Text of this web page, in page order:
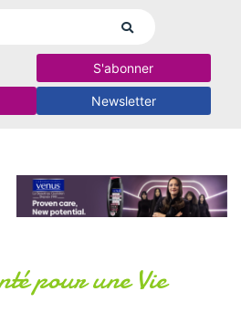
S'abonner
Newsletter
pour une Vie